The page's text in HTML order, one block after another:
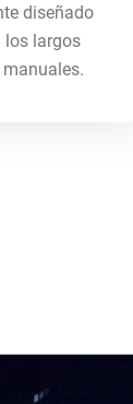
diseñado
los largos